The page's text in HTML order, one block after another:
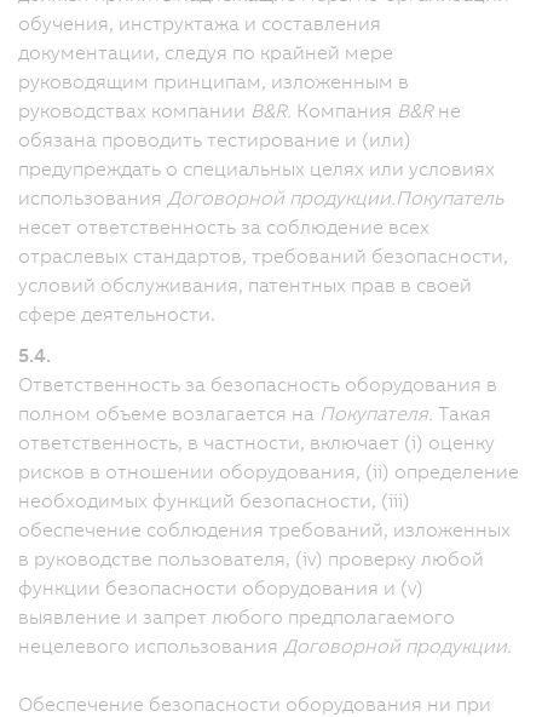
обучения, инструктажа и составления
документации, следуя по крайней мере
руководящим принципам, изложенным в
руководствах компании B&R. Компания B&Rне
обязана проводить тестирование и (или)
предупреждать о специальных целях или условиях
использования Договорной продукции. Покупатель
несет ответственность за соблюдение всех
отраслевых стандартов, требований безопасности,
условий обслуживания, патентных прав в своей
сфере деятельности.
5.4.
Ответственность за безопасность оборудования в
полном объеме возлагается на Покупателя. Такая
ответственность, в частности, включает (i) оценку
рисков в отношении оборудования, (ii) определение
необходимых функций безопасности, (iii)
обеспечение соблюдения требований, изложенных
в руководстве пользователя, (iv) проверку любой
функции безопасности оборудования и (v)
выявление и запрет любого предполагаемого
нецелевого использования Договорной продукции.
Обеспечение безопасности оборудования ни при